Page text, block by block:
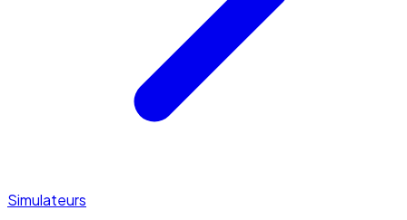
Simulateurs